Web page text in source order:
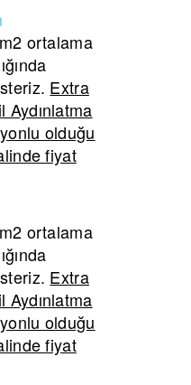
ortalama
Extra
Aydınlatma
olduğu
fiyat
ortalama
Extra
Aydınlatma
olduğu
fiyat